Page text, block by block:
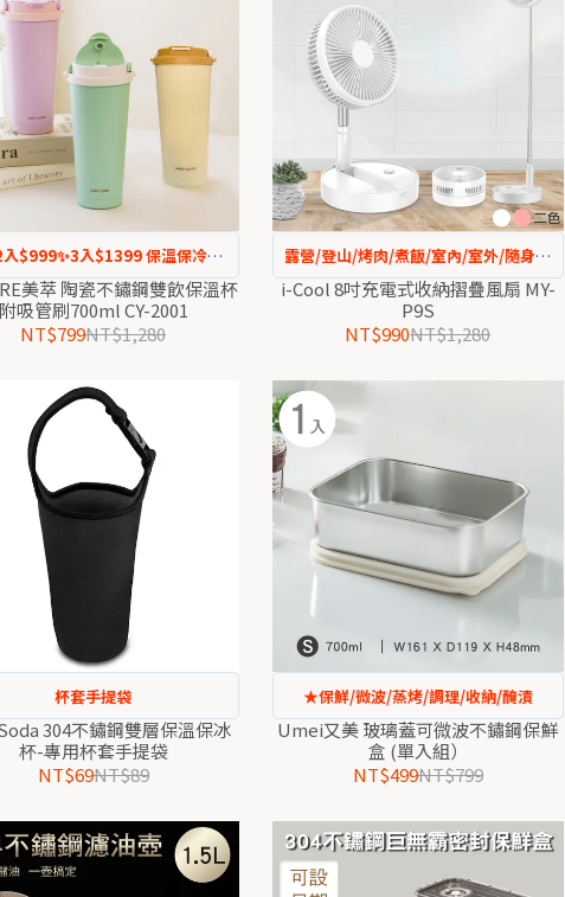
$999✨3入$1399 保溫保冷四
季皆宜✨
美萃 陶瓷不鏽鋼雙飲保溫杯
附吸管刷700ml CY-2001
NT$799NT$1,280
露營/登山/烤肉/煮飯/室內/室外/隨身攜
帶
i-Cool 8吋充電式收納摺疊風扇 MY-
P9S
NT$990NT$1,280
杯套手提袋
304不鏽鋼雙層保溫保冰
杯-專用杯套手提袋
NT$69NT$89
★保鮮/微波/蒸烤/調理/收納/醃漬
Umei又美 玻璃蓋可微波不鏽鋼保鮮
盒 (單入組）
NT$499NT$799